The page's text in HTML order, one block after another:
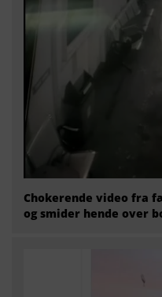
Chokerende video fra
og smider hende over